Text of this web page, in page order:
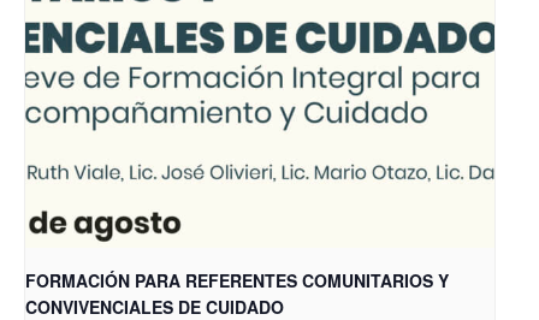
FORMACIÓN PARA REFERENTES COMUNITARIOS Y
CONVIVENCIALES DE CUIDADO